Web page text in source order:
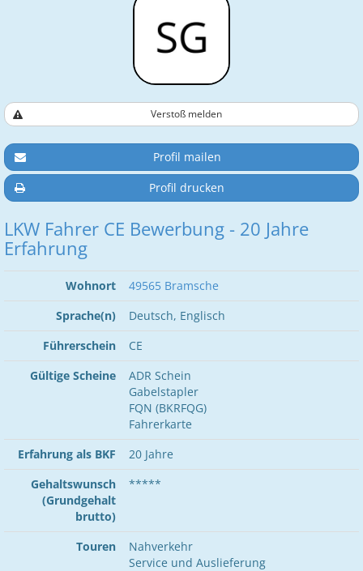
Verstoß melden
Profil mailen
Profil drucken
LKW Fahrer CE Bewerbung - 20 Jahre
Erfahrung
Wohnort
49565 Bramsche
Sprache(n)
Deutsch, Englisch
Führerschein
CE
Gültige Scheine
ADR Schein
Gabelstapler
FQN (BKRFQG)
Fahrerkarte
Erfahrung als BKF
20 Jahre
Gehaltswunsch
(Grundgehalt
brutto)
*****
Touren
Nahverkehr
Service und Auslieferung